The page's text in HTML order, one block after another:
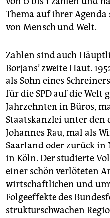
Thema auf ihrer
von Mensch und Welt.
Zahlen sind auch
Borjans’ zweite Haut.
als Sohn eines
für die SPD auf die Welt
Jahrzehnten in Büros,
Staatskanzlei unter den
Johannes Rau, mal als
Saarland oder zurück in
in Köln. Der studierte
einer schön verlöteten
wirtschaftlichen und
Folgeeffekte des
strukturschwachen